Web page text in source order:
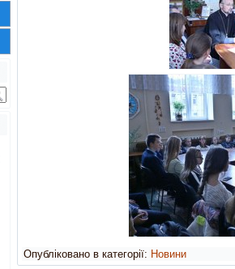
Опубліковано в категорії: Новини